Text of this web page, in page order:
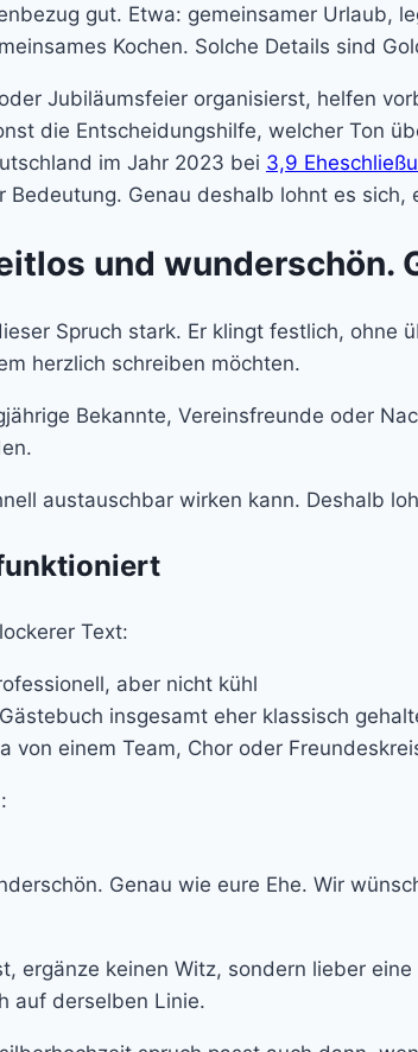
gut. Etwa: gemeinsamer Urlaub,
Kochen. Solche Details sind
Jubiläumsfeier organisierst, helfen
die Entscheidungshilfe, welcher Ton
im Jahr 2023 bei 3,9
Genau deshalb lohnt es sich,
und wunderschön.
Spruch stark. Er klingt festlich,
herzlich schreiben möchten.
Bekannte, Vereinsfreunde oder
austauschbar wirken kann. Deshalb
Text:
aber nicht kühl
insgesamt eher klassisch
von einem Team, Chor oder
Genau wie eure Ehe. Wir
ergänze keinen Witz, sondern lieber
auf derselben Linie.